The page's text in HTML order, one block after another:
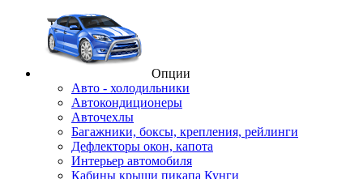
Опции
Авто - холодильники
Автокондиционеры
Авточехлы
Багажники, боксы, крепления, рейлинги
Дефлекторы окон, капота
Интерьер автомобиля
Кабины крыши пикапа Кунги